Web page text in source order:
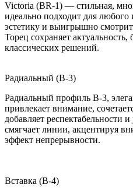
Victoria (BR-1) — стильная,
идеально подходит для любого
эстетику и выигрышно
Торец сохраняет актуальность,
классических решений.
Радиальный (B-3)
Радиальный профиль B-3,
привлекает внимание,
добавляет респектабельности
смягчает линии, акцентируя
эффект непрерывности.
Вставка (B-4)